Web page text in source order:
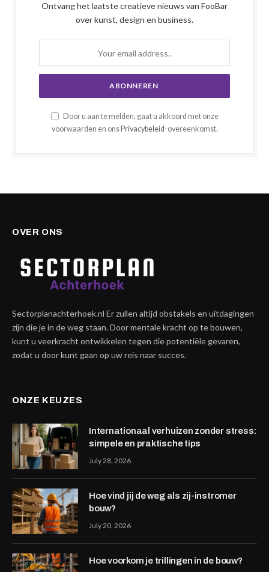
Ontvang het laatste creatieve nieuws van FooBar
over kunst, design en business.
Door u aan te melden, gaat u akkoord met onze
voorwaarden en ons Privacybeleid -overeenkomst.
OVER ONS
Sectorplanachterhoek.nl Er zullen altijd obstakels en uitdagingen
zijn die je in de weg staan. Door mentale kracht op te bouwen,
kunt u veerkracht ontwikkelen tegen die potentiële gevaren,
zodat u door kunt gaan op uw reis naar succes.
ONZE KEUZES
Internationaal verhuizen zonder stress:
simpele en praktische tips
July 28, 2026
Hoe vind jij de weg als zij-instromer
bouw?
July 20, 2026
Hoe voorkom je trillingen in de bouw?